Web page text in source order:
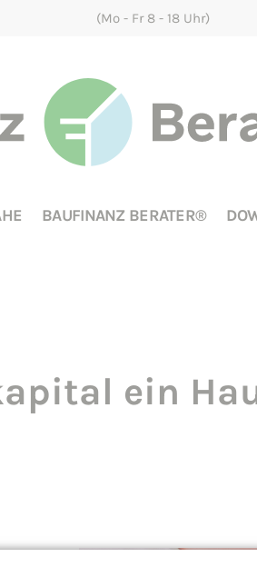
(Mo - Fr 8 - 18 Uhr)
BAUFINANZ BERATER®
ein